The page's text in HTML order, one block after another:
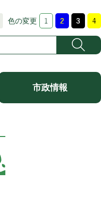
色の変更
市政情報